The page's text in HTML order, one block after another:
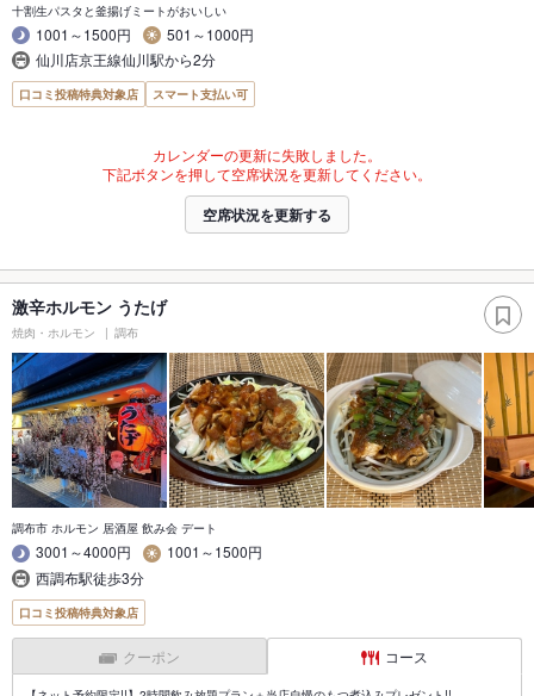
十割生パスタと釜揚げミートがおいしい
1001～1500円
501～1000円
仙川店京王線仙川駅から2分
口コミ投稿特典対象店 スマート支払い可
カレンダーの更新に失敗しました。
下記ボタンを押して空席状況を更新してください。
空席状況を更新する
激辛ホルモン うたげ
焼肉・ホルモン 調布
調布市 ホルモン 居酒屋 飲み会 デート
3001～4000円
1001～1500円
西調布駅徒歩3分
口コミ投稿特典対象店
クーポン コース